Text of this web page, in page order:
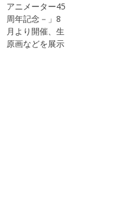
アニメーター45
周年記念－」8
月より開催、生
原画などを展示